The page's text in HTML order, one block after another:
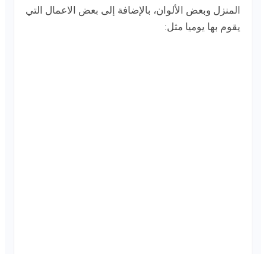
المنزل وبعض الألوان، بالإضافة إلى بعض الاعمال التي
يقوم بها يوميا مثل: